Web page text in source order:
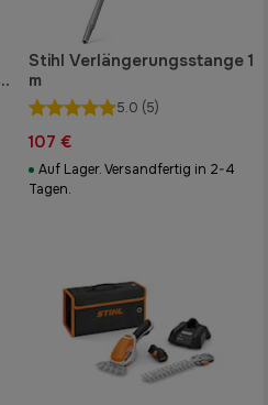
Stihl Verlängerungsstange 1
m
5.0 (5)
107 €
Auf Lager. Versandfertig in 2-4
Tagen.